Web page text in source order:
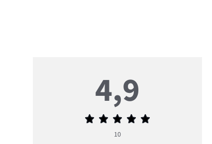
4,9
Átlagos
4,9
10